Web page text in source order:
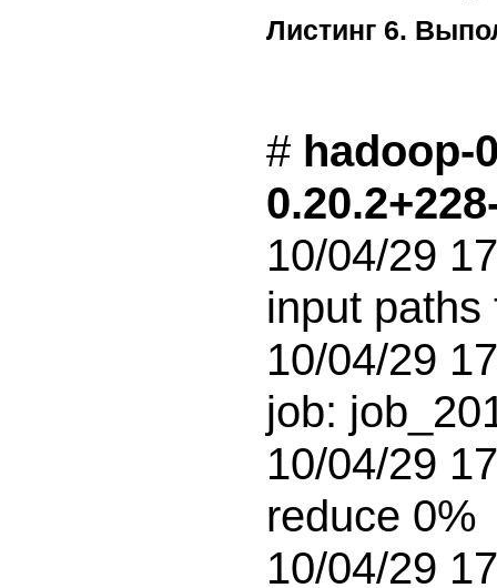
Листинг 6.
# hadoop-
10/04/29
input paths
10/04/29
job:
10/04/29
reduce 0%
10/04/29